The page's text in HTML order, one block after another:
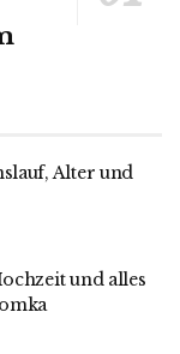
Alter und
und alles